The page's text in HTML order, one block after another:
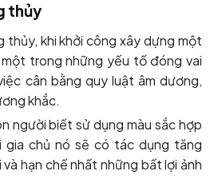
thủy
thủy, khi khởi công xây dựng một
trong những yếu tố đóng vai
cân bằng quy luật âm dương,
khắc.
người biết sử dụng màu sắc hợp
gia chủ nó sẽ có tác dụng tăng
hạn chế nhất những bất lợi ảnh